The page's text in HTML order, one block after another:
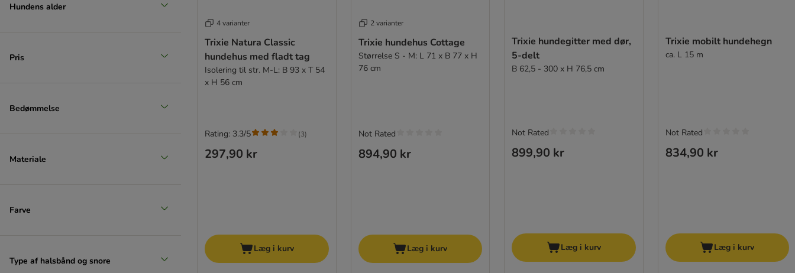
Hundens alder
Pris
Bedømmelse
Materiale
Farve
Type af halsbånd og snore
4 varianter
Trixie Natura Classic
hundehus med fladt tag
Isolering til str. M-L: B 93 x T 54
x H 56 cm
297,90 kr
Rating: 3.3/5 (3)
Læg i kurv
2 varianter
Trixie hundehus Cottage
Størrelse S - M: L 71 x B 77 x H
76 cm
894,90 kr
Not Rated
Læg i kurv
Trixie hundegitter med dør,
5-delt
B 62,5 - 300 x H 76,5 cm
899,90 kr
Not Rated
Læg i kurv
Trixie mobilt hundehegn
ca. L 15 m
834,90 kr
Not Rated
Læg i kurv